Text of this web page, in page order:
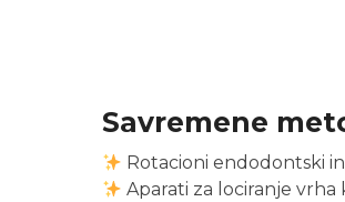
Savremene
Rotacioni endodontski
Aparati za lociranje